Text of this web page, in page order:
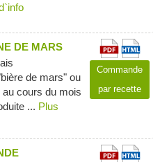
DE MARS
de mars" ou
cours du mois
... Plus
Commande
par recette